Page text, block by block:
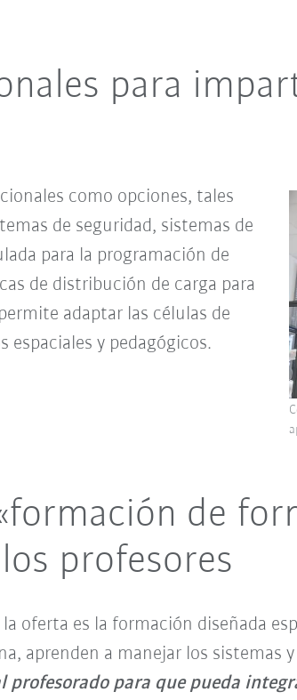
para
como opciones, tales
de seguridad, sistemas de
para la programación de
de distribución de carga para
adaptar las células de
espaciales y pedagógicos.
de
profesores
oferta es la formación diseñada
aprenden a manejar los sistemas
para que pueda